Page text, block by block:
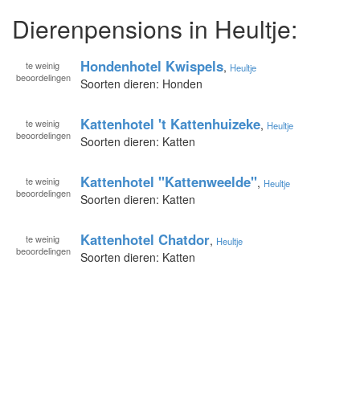
Dierenpensions in Heultje:
te weinig
beoordelingen
Hondenhotel Kwispels, Heultje
Soorten dieren: Honden
te weinig
beoordelingen
Kattenhotel 't Kattenhuizeke, Heultje
Soorten dieren: Katten
te weinig
beoordelingen
Kattenhotel "Kattenweelde", Heultje
Soorten dieren: Katten
te weinig
beoordelingen
Kattenhotel Chatdor, Heultje
Soorten dieren: Katten